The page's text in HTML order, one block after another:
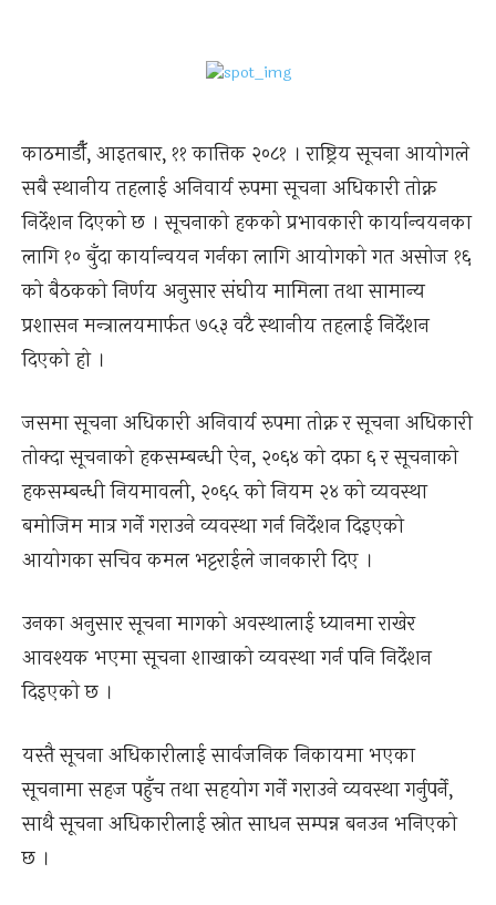
काठमाडौँ, आइतबार, ११ कात्तिक २०८१ । राष्ट्रिय सूचना आयोगले
सबै स्थानीय तहलाई अनिवार्य रुपमा सूचना अधिकारी तोक्न
निर्देशन दिएको छ । सूचनाको हकको प्रभावकारी कार्यान्वयनका
लागि १० बुँदा कार्यान्वयन गर्नका लागि आयोगको गत असोज १६
को बैठकको निर्णय अनुसार संघीय मामिला तथा सामान्य
प्रशासन मन्त्रालयमार्फत ७५३ वटै स्थानीय तहलाई निर्देशन
दिएको हो ।
जसमा सूचना अधिकारी अनिवार्य रुपमा तोक्न र सूचना अधिकारी
तोक्दा सूचनाको हकसम्बन्धी ऐन, २०६४ को दफा ६ र सूचनाको
हकसम्बन्धी नियमावली, २०६५ को नियम २४ को व्यवस्था
बमोजिम मात्र गर्ने गराउने व्यवस्था गर्न निर्देशन दिइएको
आयोगका सचिव कमल भट्टराईले जानकारी दिए ।
उनका अनुसार सूचना मागको अवस्थालाई ध्यानमा राखेर
आवश्यक भएमा सूचना शाखाको व्यवस्था गर्न पनि निर्देशन
दिइएको छ ।
यस्तै सूचना अधिकारीलाई सार्वजनिक निकायमा भएका
सूचनामा सहज पहुँच तथा सहयोग गर्ने गराउने व्यवस्था गर्नुपर्ने,
साथै सूचना अधिकारीलाई स्रोत साधन सम्पन्न बनउन भनिएको
छ ।